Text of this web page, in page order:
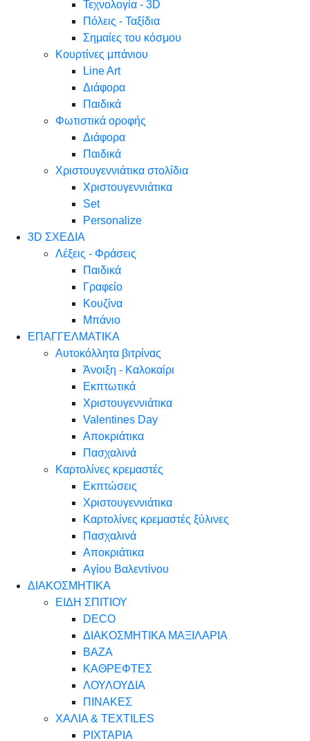
Τεχνολογία - 3D
Πόλεις - Ταξίδια
Σημαίες του κόσμου
Κουρτίνες μπάνιου
Line Art
Διάφορα
Παιδικά
Φωτιστικά οροφής
Διάφορα
Παιδικά
Χριστουγεννιάτικα στολίδια
Χριστουγεννιάτικα
Set
Personalize
3D ΣΧΕΔΙΑ
Λέξεις - Φράσεις
Παιδικά
Γραφείο
Κουζίνα
Μπάνιο
ΕΠΑΓΓΕΛΜΑΤΙΚΑ
Αυτοκόλλητα βιτρίνας
Άνοιξη - Καλοκαίρι
Εκπτωτικά
Χριστουγεννιάτικα
Valentines Day
Αποκριάτικα
Πασχαλινά
Καρτολίνες κρεμαστές
Εκπτώσεις
Χριστουγεννιάτικα
Καρτολίνες κρεμαστές ξύλινες
Πασχαλινά
Αποκριάτικα
Αγίου Βαλεντίνου
ΔΙΑΚΟΣΜΗΤΙΚΑ
ΕΙΔΗ ΣΠΙΤΙΟΥ
DECO
ΔΙΑΚΟΣΜΗΤΙΚΑ ΜΑΞΙΛΑΡΙΑ
ΒΑΖΑ
ΚΑΘΡΕΦΤΕΣ
ΛΟΥΛΟΥΔΙΑ
ΠΙΝΑΚΕΣ
ΧΑΛΙΑ & TEXTILES
ΡΙΧΤΑΡΙΑ